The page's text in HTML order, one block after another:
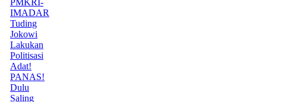
IMADAR
Tuding
Jokowi
Lakukan
Politisasi
Adat!
PANAS!
Dulu
Saling